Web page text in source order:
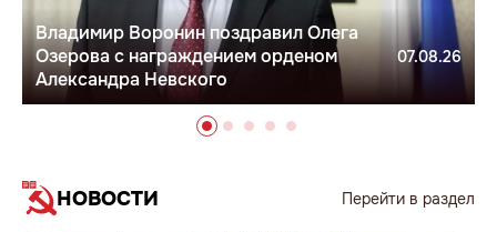
Владимир Воронин поздравил Олега
Озерова с награждением орденом
Александра Невского
07.08.26
НОВОСТИ Перейти в раздел